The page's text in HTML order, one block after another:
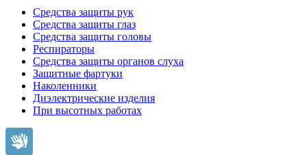
Средства защиты рук
Средства защиты глаз
Средства защиты головы
Респираторы
Средства защиты органов слуха
Защитные фартуки
Наколенники
Диэлектрические изделия
При высотных работах